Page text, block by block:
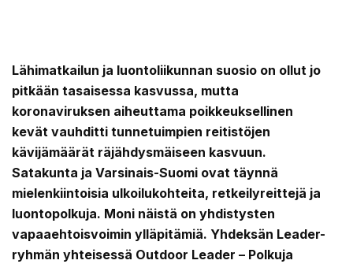
Lähimatkailun ja luontoliikunnan suosio on ollut jo
pitkään tasaisessa kasvussa, mutta
koronaviruksen aiheuttama poikkeuksellinen
kevät vauhditti tunnetuimpien reitistöjen
kävijämäärät räjähdysmäiseen kasvuun.
Satakunta ja Varsinais-Suomi ovat täynnä
mielenkiintoisia ulkoilukohteita, retkeilyreittejä ja
luontopolkuja. Moni näistä on yhdistysten
vapaaehtoisvoimin ylläpitämiä. Yhdeksän Leader-
ryhmän yhteisessä Outdoor Leader – Polkuja